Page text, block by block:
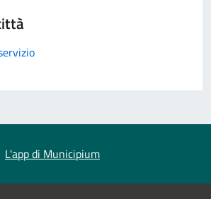
L'app di Municipium